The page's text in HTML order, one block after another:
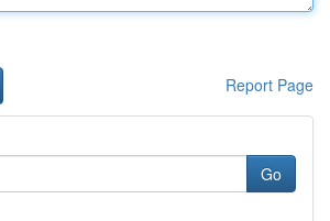
Report Page
Go